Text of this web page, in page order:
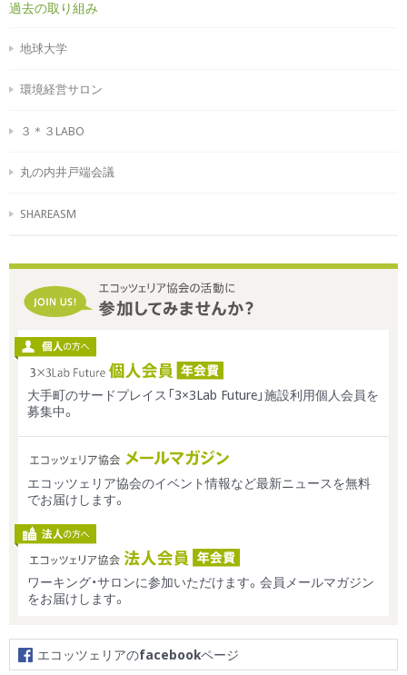
過去の取り組み
地球大学
環境経営サロン
３＊３LABO
丸の内井戸端会議
SHAREASM
大手町のサードプレイス「3×3Lab Future」施設利用個人会員を
募集中。
エコッツェリア協会のイベント情報など最新ニュースを無料
でお届けします。
ワーキング・サロンに参加いただけます。会員メールマガジン
をお届けします。
エコッツェリアのfacebookページ